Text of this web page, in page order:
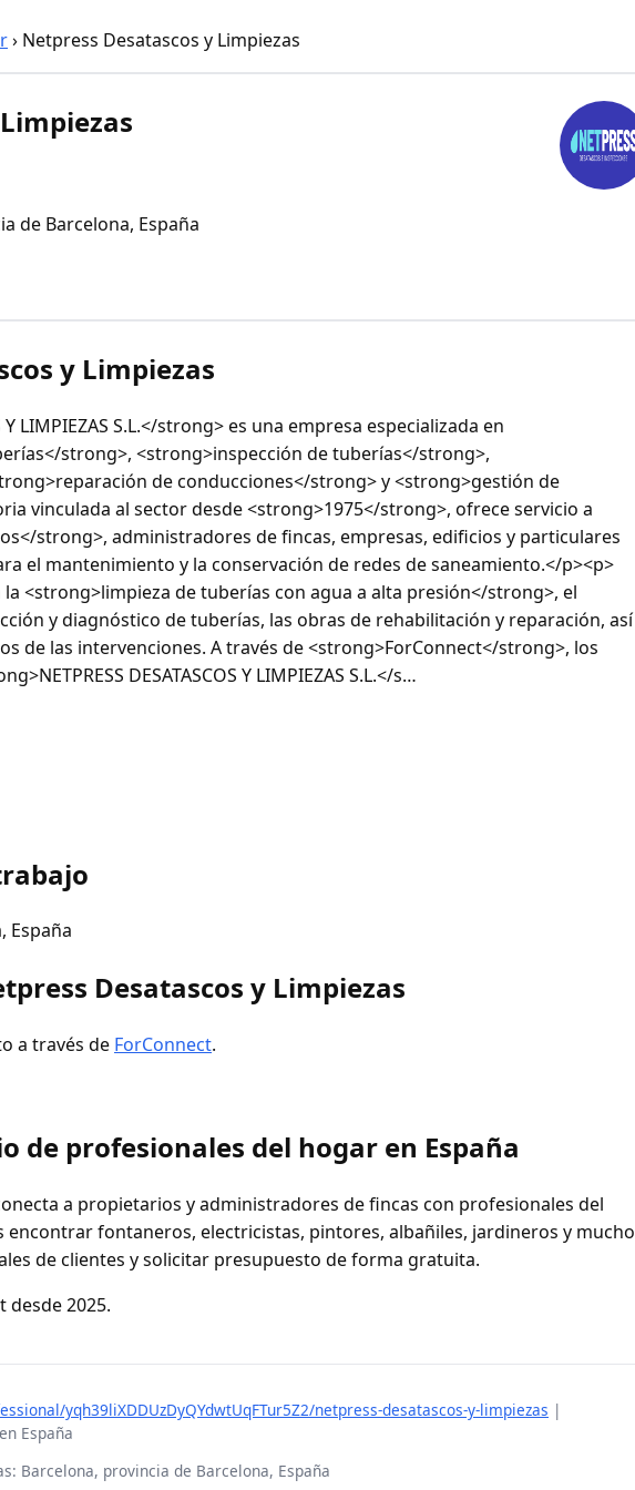
› Netpress Desatascos y Limpiezas
de Barcelona, España
y Limpiezas
Y LIMPIEZAS S.L.</strong> es una empresa especializada en
strong>, <strong>inspección de tuberías</strong>,
de conducciones</strong> y <strong>gestión de
vinculada al sector desde <strong>1975</strong>, ofrece servicio a
strong>, administradores de fincas, empresas, edificios y particulares
el mantenimiento y la conservación de redes de saneamiento.</p><p>
<strong>limpieza de tuberías con agua a alta presión</strong>, el
y diagnóstico de tuberías, las obras de rehabilitación y reparación, así
de las intervenciones. A través de <strong>ForConnect</strong>, los
DESATASCOS Y LIMPIEZAS S.L.</s…
España
Desatascos y Limpiezas
a través de ForConnect.
de profesionales del hogar en España
a propietarios y administradores de fincas con profesionales del
encontrar fontaneros, electricistas, pintores, albañiles, jardineros y mucho
de clientes y solicitar presupuesto de forma gratuita.
desde 2025.
yqh39liXDDUzDyQYdwtUqFTur5Z2/netpress-desatascos-y-limpiezas |
España
Barcelona, provincia de Barcelona, España